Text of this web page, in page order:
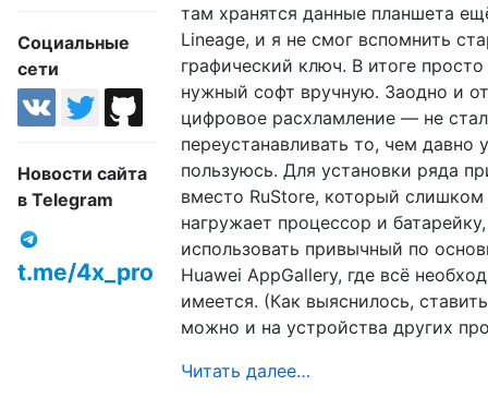
Социальные
сети
Новости сайта
в Telegram
t.me/4x_pro
там хранятся данные планшета
Lineage, и я не смог вспомнить
графический ключ. В итоге
нужный софт вручную. Заодно и
цифровое расхламление — не стал
переустанавливать то, чем давно
пользуюсь. Для установки ряда
вместо RuStore, который слишком
нагружает процессор и
использовать привычный по
Huawei AppGallery, где всё
имеется. (Как выяснилось,
можно и на устройства других
Читать далее…